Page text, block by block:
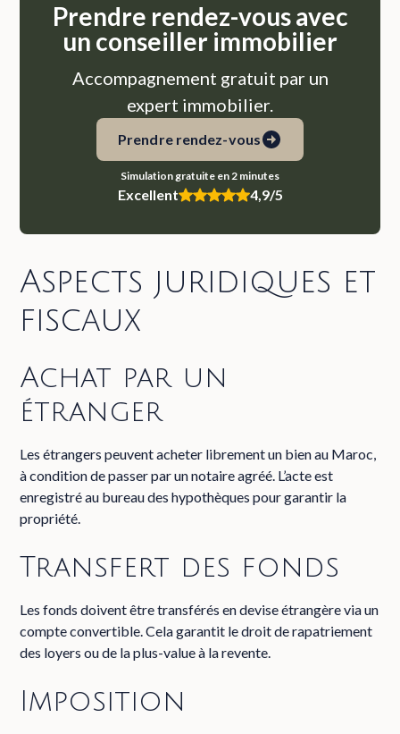
Prendre rendez-vous avec
un conseiller immobilier
Accompagnement gratuit par un
expert immobilier.
Prendre rendez-vous
Simulation gratuite en 2 minutes
Excellent 4,9/5
Aspects juridiques et
fiscaux
Achat par un
étranger
Les étrangers peuvent acheter librement un bien au Maroc,
à condition de passer par un notaire agréé. L’acte est
enregistré au bureau des hypothèques pour garantir la
propriété.
Transfert des fonds
Les fonds doivent être transférés en devise étrangère via un
compte convertible. Cela garantit le droit de rapatriement
des loyers ou de la plus-value à la revente.
Imposition